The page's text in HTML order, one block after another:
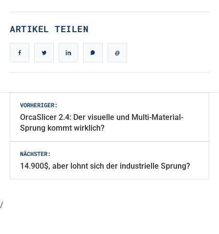
ARTIKEL TEILEN
Beitragsnavigation
VORHERIGER:
OrcaSlicer 2.4: Der visuelle und Multi-Material-
Sprung kommt wirklich?
NÄCHSTER:
14.900$, aber lohnt sich der industrielle Sprung?
/